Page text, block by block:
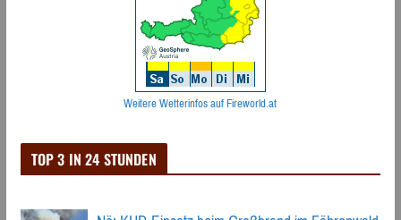
Weitere Wetterinfos auf Fireworld.at
TOP 3 IN 24 STUNDEN